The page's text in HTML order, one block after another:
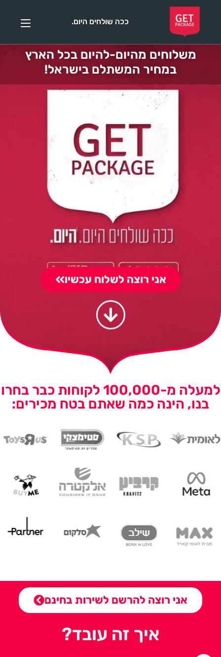
ככה שולחים היום.
משלוחים מהיום-להיום בכל הארץ
במחיר המשתלם בישראל!
אני רוצה לשלוח עכשיו
למעלה מ-100,000 לקוחות כבר בחרו
בנו, הינה כמה שאתם בטח מכירים:
אני רוצה להרשם לשירות בחינם
איך זה עובד?